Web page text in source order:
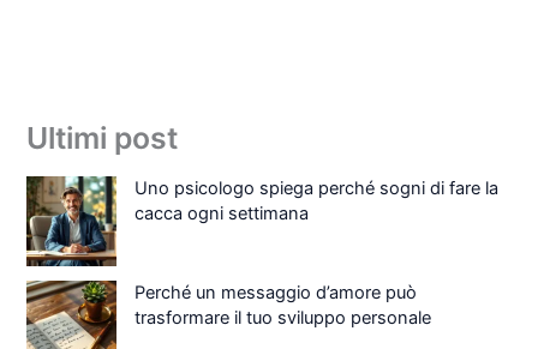
Ultimi post
Uno psicologo spiega perché sogni di fare la
cacca ogni settimana
Perché un messaggio d’amore può
trasformare il tuo sviluppo personale